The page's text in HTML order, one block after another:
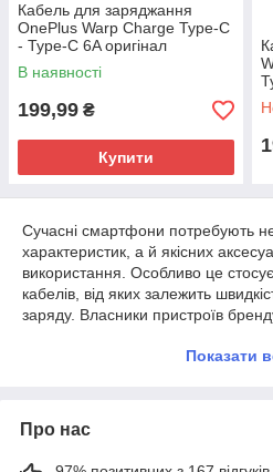
Кабель для заряджання
OnePlus Warp Charge Type-C
- Type-C 6A оригінал
В наявності
199,99 ₴
Купити
Сучасні смартфони потребують
характеристик, а й якісних
використання. Особливо це
кабелів, від яких залежить
заряду. Власники пристроїв
довговічність батареї та комфорт
Вони підтримують швидкісну
Показати
Про нас